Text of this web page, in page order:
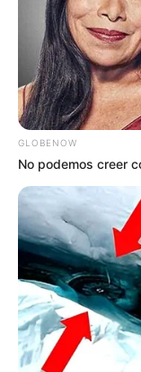
zona rural de
TEMAS
MASACRE
ORIENTE
OPERATIVO
ALERTA PAISA
GLOBENOW
No podemos creer